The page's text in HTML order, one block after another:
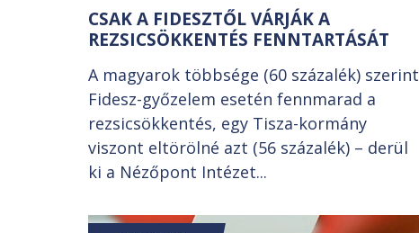
CSAK A FIDESZTŐL VÁRJÁK A
REZSICSÖKKENTÉS FENNTARTÁSÁT
A magyarok többsége (60 százalék) szerint
Fidesz-győzelem esetén fennmarad a
rezsicsökkentés, egy Tisza-kormány
viszont eltörölné azt (56 százalék) – derül
ki a Nézőpont Intézet...